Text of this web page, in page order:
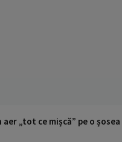
„tot ce mișcă” pe o